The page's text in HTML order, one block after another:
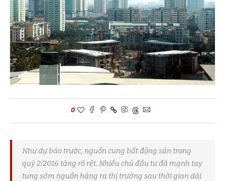
0
Như dự báo trước, nguồn cung bất động sản trong
quý 2/2016 tăng rõ rệt. Nhiều chủ đầu tư đã mạnh tay
tung sớm nguồn hàng ra thị trường sau thời gian dài